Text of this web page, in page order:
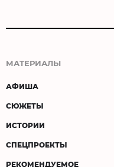
МАТЕРИАЛЫ
АФИША
СЮЖЕТЫ
ИСТОРИИ
СПЕЦПРОЕКТЫ
РЕКОМЕНДУЕМОЕ